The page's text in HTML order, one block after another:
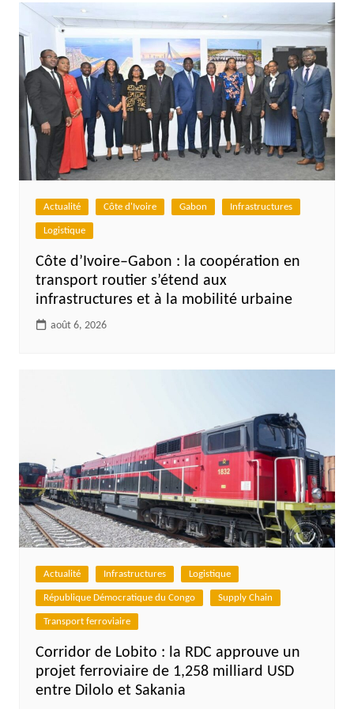
l’article
Actualité Côte d'Ivoire Gabon Infrastructures
Logistique
Côte d’Ivoire–Gabon : la coopération en
transport routier s’étend aux
infrastructures et à la mobilité urbaine
août 6, 2026
Actualité Infrastructures Logistique
République Démocratique du Congo Supply Chain
Transport ferroviaire
Corridor de Lobito : la RDC approuve un
projet ferroviaire de 1,258 milliard USD
entre Dilolo et Sakania